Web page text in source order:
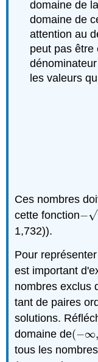
domaine de
domaine de
attention au
peut pas être
les valeurs
Ces nombres
cette fonction−√
−3
1,732)).
Pour
est important
nombres exclus
tant de paires
solutions.
domaine de(−∞,
(−∞,
tous les